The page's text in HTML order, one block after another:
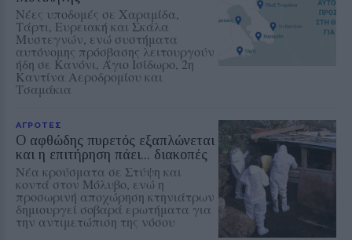
Νέες υποδομές σε Χαραμίδα,
Τάρτι, Ευρειακή και Σκάλα
Μυστεγνών, ενώ συστήματα
αυτόνομης πρόσβασης λειτουργούν
ήδη σε Κανόνι, Άγιο Ισίδωρο, 2η
Καντίνα Αεροδρομίου και
Τσαμάκια
ΑΓΡΟΤΕΣ
Ο αφθώδης πυρετός εξαπλώνεται
και η επιτήρηση πάει... διακοπές
Νέα κρούσματα σε Στύψη και
κοντά στον Μόλυβο, ενώ η
προσωρινή αποχώρηση κτηνιάτρων
δημιουργεί σοβαρά ερωτήματα για
την αντιμετώπιση της νόσου